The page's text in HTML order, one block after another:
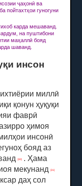
ҷаҳонӣ ва
пойтахтҳои гуногуни
карда мешаванд.
на пуштибони
маҳаллӣ бояд
шаванд.
инсон
миллӣ
қонун ҳуқуқи
фаврӣ
ҳимоя
инсонӣ
бояд аз
[30] . Ҳама
мекунанд[31]
даҳ сол